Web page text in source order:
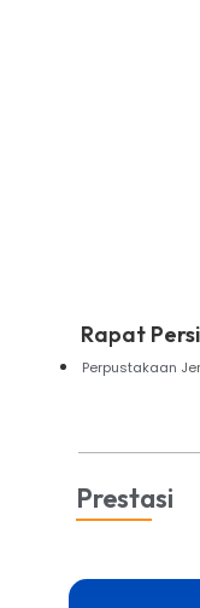
Rapat
Perpustakaan
Prestasi